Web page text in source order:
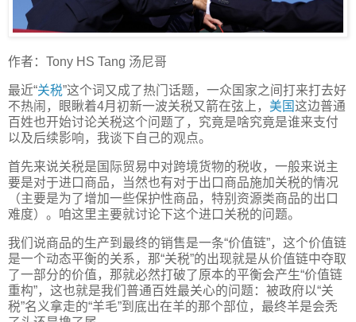
作者：Tony HS Tang 汤尼哥
最近“关税”这个词又成了热门话题，一众国家之间打来打去好
不热闹，眼瞅着4月初新一波关税又箭在弦上， 美国这边普通
百姓也开始讨论关税这个问题了，究竟是啥究竟是谁来支付
以及后续影响，我谈下自己的观点。
首先来说关税是国际贸易中对跨境货物的税收，一般来说主
要是对于进口商品，当然也有对于出口商品施加关税的情况
（主要是为了增加一些保护性商品，特别资源类商品的出口
难度）。咱这里主要就讨论下这个进口关税的问题。
我们说商品的生产到最终的销售是一条“价值链”，这个价值链
是一个动态平衡的关系，那“关税”的出现就是从价值链中夺取
了一部分的价值，那就必然打破了原本的平衡会产生“价值链
重构”，这也就是我们普通百姓最关心的问题：被政府以“关
税”名义拿走的“羊毛”到底出在羊的那个部位，最终羊是会秃